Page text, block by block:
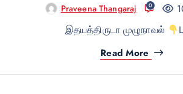
Praveena Thangaraj 0
இதயத்திருடா முழுநாவல்
Read More